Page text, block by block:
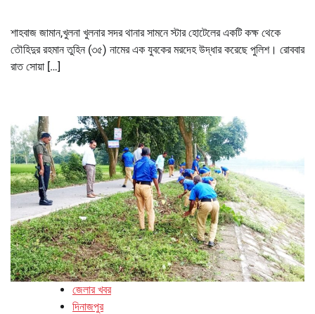
শাহবাজ জামান,খুলনা খুলনার সদর থানার সামনে স্টার হোটেলের একটি কক্ষ থেকে
তৌহিদুর রহমান তুহিন (৩৫) নামের এক যুবকের মরদেহ উদ্ধার করেছে পুলিশ। রোববার
রাত সোয়া […]
জেলার খবর
দিনাজপুর